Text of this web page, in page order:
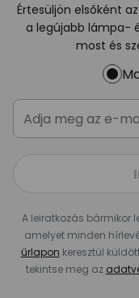
Értesüljön elsőként
a legújabb lámpa-
most és
A leiratkozás bármikor
amelyet minden
űrlapon keresztül
tekintse meg az